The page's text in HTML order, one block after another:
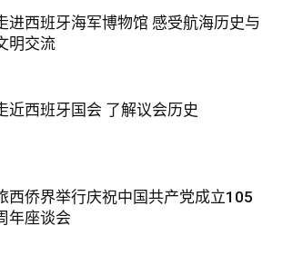
进西班牙海军博物馆 感受航海历史与
明交流
近西班牙国会 了解议会历史
西侨界举行庆祝中国共产党成立105
年座谈会